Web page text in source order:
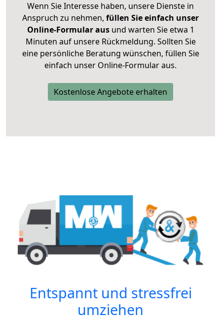
Wenn Sie Interesse haben, unsere Dienste in
Anspruch zu nehmen, füllen Sie einfach unser
Online-Formular ausund warten Sie etwa 1
Minuten auf unsere Rückmeldung. Sollten Sie
eine persönliche Beratung wünschen, füllen Sie
einfach unser Online-Formular aus.
Kostenlose Angebote erhalten
Entspannt und stressfrei
umziehen